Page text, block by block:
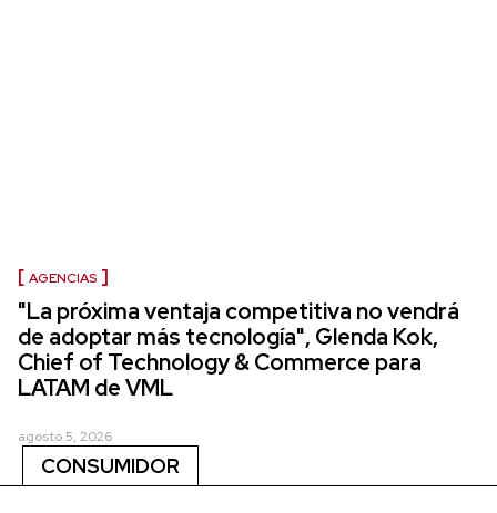
AGENCIAS
"La próxima ventaja competitiva no vendrá
de adoptar más tecnología", Glenda Kok,
Chief of Technology & Commerce para
LATAM de VML
agosto 5, 2026
CONSUMIDOR